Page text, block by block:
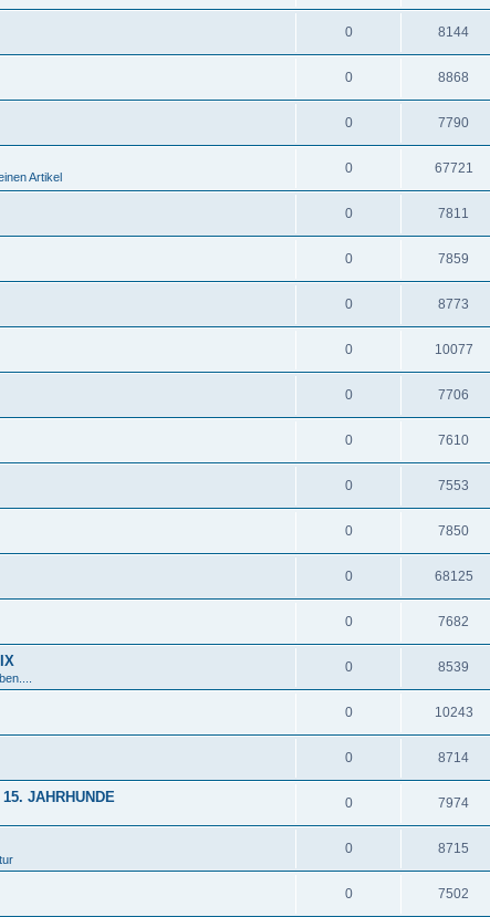
0 8144
0 8868
0 7790
Artikel
0 67721
0 7811
0 7859
0 8773
0 10077
0 7706
0 7610
0 7553
0 7850
0 68125
0 7682
0 8539
0 10243
0 8714
JAHRHUNDE 0 7974
0 8715
0 7502